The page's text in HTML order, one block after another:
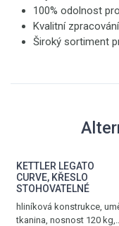
100% odolnost
Kvalitní
Široký sortiment
KETTLER LEGATO
CURVE, KŘESLO
STOHOVATELNÉ
hliníková konstrukce,
tkanina, nosnost 120 kg,